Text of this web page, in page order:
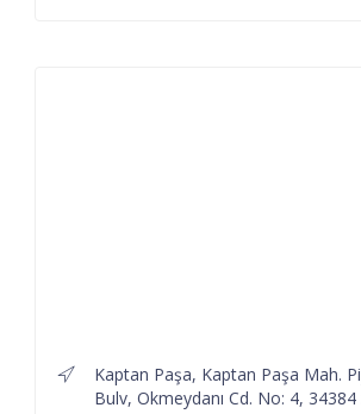
Kaptan Paşa, Kaptan Paşa Mah.
Bulv, Okmeydanı Cd. No: 4,